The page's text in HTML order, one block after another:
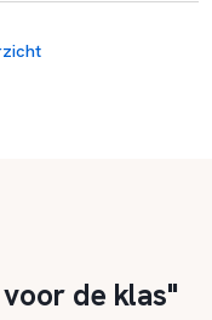
de klas"